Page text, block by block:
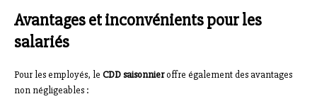
Avantages et inconvénients pour les
salariés
Pour les employés, le CDD saisonnieroffre également des avantages
non négligeables :